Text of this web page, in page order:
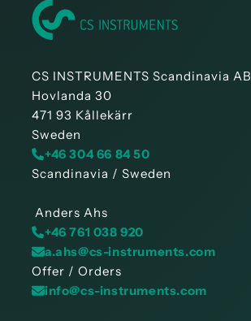
CS INSTRUMENTS Scandinavia AB
Hovlanda 30
471 93 Kållekärr
Sweden
+46 304 66 84 50
Scandinavia / Sweden
Anders Ahs
+46 761 038 920
a.ahs@cs-instruments.com
Offer / Orders
info@cs-instruments.com